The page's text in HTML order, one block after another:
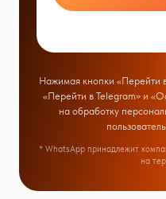
Нажимая кнопки «Перейти
«Перейти в Telegram» и
на обработку
* WhatsApp принадлежит
на